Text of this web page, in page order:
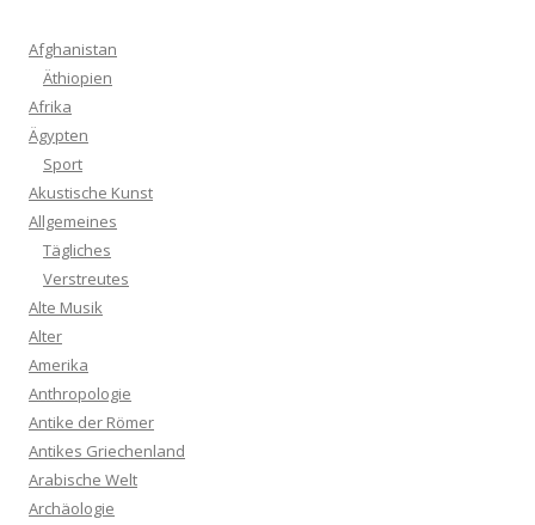
Afghanistan
Äthiopien
Afrika
Ägypten
Sport
Akustische Kunst
Allgemeines
Tägliches
Verstreutes
Alte Musik
Alter
Amerika
Anthropologie
Antike der Römer
Antikes Griechenland
Arabische Welt
Archäologie